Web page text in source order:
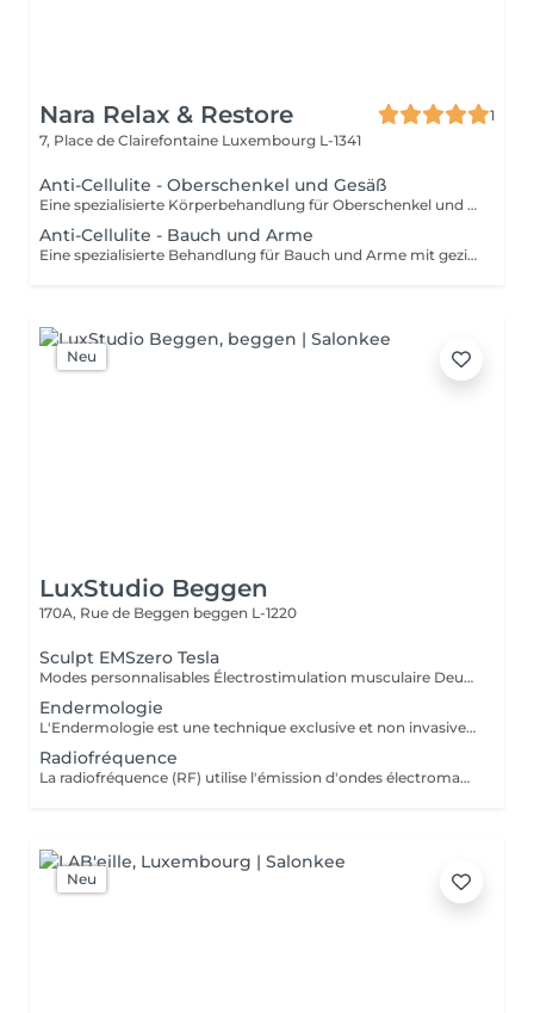
Nara Relax & Restore
1
7, Place de Clairefontaine Luxembourg L-1341
Anti-Cellulite - Oberschenkel und Gesäß
Eine spezialisierte Körperbehandlung für Oberschenkel und Gesäß mit intensiven Massagetechniken zur Anregung der Durchblutung und gezielten Bearbeitung des darunterliegenden Gewebes. Die Anwendung kann das Hautbild unterstützen, die Gewebespannung fördern und für ein glatteres, strafferes Hautgefühl sorgen.
Anti-Cellulite - Bauch und Arme
Eine spezialisierte Behandlung für Bauch und Arme mit gezielten Massagetechniken zur Anregung der Durchblutung und Unterstützung eines gepflegten Hautbildes. Die intensive Anwendung kann die Gewebespannung fördern, das Hautbild verfeinern und die Haut geschmeidiger, glatter und frischer erscheinen lassen.
Neu
LuxStudio Beggen
170A, Rue de Beggen beggen L-1220
Sculpt EMSzero Tesla
Modes personnalisables Électrostimulation musculaire Deux poignées indépendantes : contrôlez la puissance indépendamment, permettant des entraînements synchronisés ou individualisés Sûr et non invasif : notre machine est exempte de courant, d'hyperthermie, de rayonnement et ne nécessite aucune période de récupération. Brûlage de graisse et développement musculaire sans effort Gain de temps et d'efforts : seulement 30 minutes d'utilisation équivalent à 30 000 contractions musculaires, l'équivalent d'innombrables rouleaux de ventre ou squats.
Endermologie
L'Endermologie est une technique exclusive et non invasive qui permet de remodeler votre silhouette, de lisser la cellulite et d'améliorer globalement la tonicité de la peau.
Radiofréquence
La radiofréquence (RF) utilise l'émission d'ondes électromagnétiques à très haute fréquence, pour cibler la peau. La technologie RF permet ainsi de raffermir sa peau et de réduire des tissus graisseux, afin de redessiner des contours touchés par un affaissement cutané et un relâchement de la peau.
Neu